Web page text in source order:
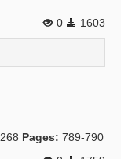
0
1603
Pages: 789-790